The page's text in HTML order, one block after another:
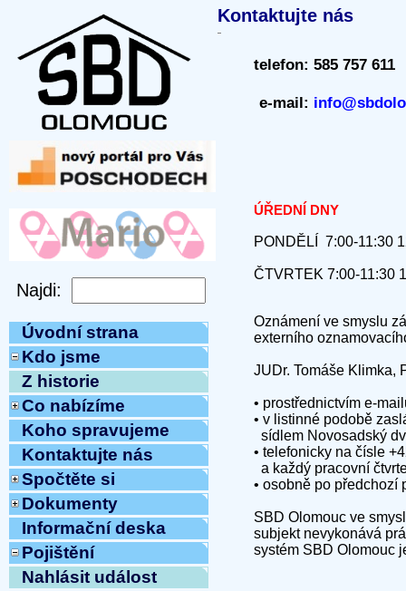
Úvodní strana
Kdo jsme
Z historie
Co nabízíme
Koho spravujeme
Kontaktujte nás
Spočtěte si
Dokumenty
Informační deska
Pojištění
Nahlásit událost
Kontaktujte nás
telefon:
e-mail:
585 757 611
ÚŘEDNÍ DNY
PONDĚLÍ 7:00-11:30
ČTVRTEK 7:00-11:30
Oznámení ve smyslu
externího
JUDr. Tomáše Klimka,
• prostřednictvím e-
• v listinné podobě
sídlem Novosadský
• telefonicky na čísle
a každý pracovní
• osobně po předchozí
SBD Olomouc ve
subjekt nevykonává
systém SBD Olomouc